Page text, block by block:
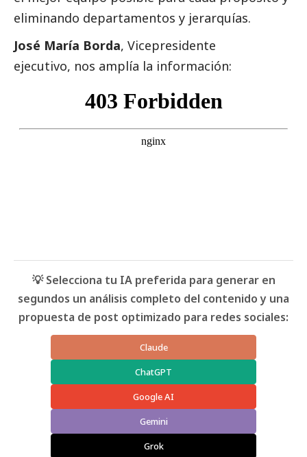
eliminando departamentos y jerarquías.
José María Borda, Vicepresidente
ejecutivo, nos amplía la información:
💡 Selecciona tu IA preferida para generar en
segundos un análisis completo del contenido y una
propuesta de post optimizado para redes sociales:
Claude
ChatGPT
Google AI
Gemini
Grok